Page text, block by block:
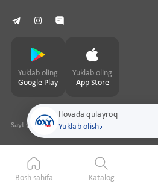
Ilovada qulayroq
Yuklab olish
Yuklab oling
Google Play
Yuklab oling
App Store
Sayt yaratuvchipharmit.uz
Bosh sahifa Katalog